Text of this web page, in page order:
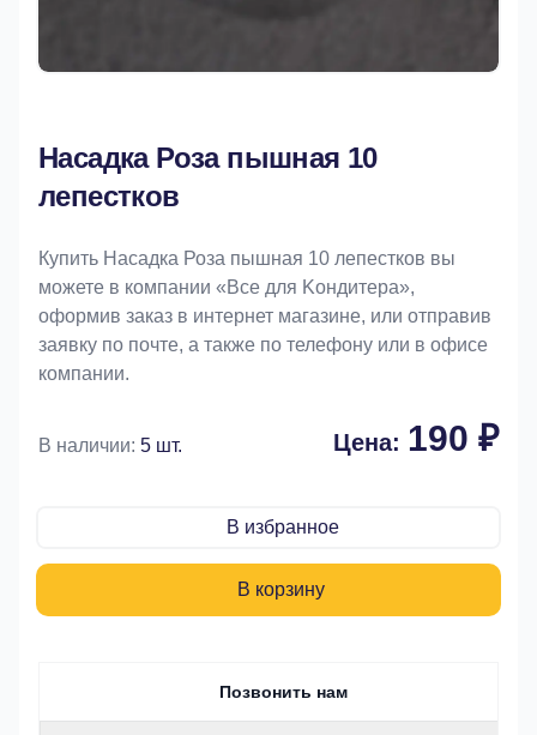
Насадка Роза пышная 10
лепестков
Купить Насадка Роза пышная 10 лепестков вы
можете в компании «Bce для Koндитeрa»,
оформив заказ в интернет магазине, или отправив
заявку по почте, а также по телефону или в офисе
компании.
В наличии: 5 шт. Цена: 190 ₽
В избранное
В корзину
Позвонить нам